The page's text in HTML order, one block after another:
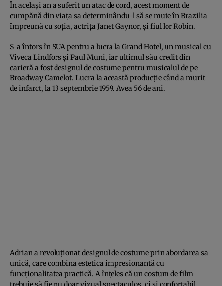
În același an a suferit un atac de cord, acest moment de
cumpănă din viața sa determinându-l să se mute în Brazilia
împreună cu soția, actrița Janet Gaynor, și fiul lor Robin.
S-a întors în SUA pentru a lucra la Grand Hotel, un musical cu
Viveca Lindfors și Paul Muni, iar ultimul său credit din
carieră a fost designul de costume pentru musicalul de pe
Broadway Camelot. Lucra la această producție când a murit
de infarct, la 13 septembrie 1959. Avea 56 de ani.
Adrian a revoluționat designul de costume prin abordarea sa
unică, care combina estetica impresionantă cu
funcționalitatea practică. A înțeles că un costum de film
trebuie să fie nu doar vizual spectaculos, ci și confortabil